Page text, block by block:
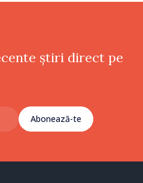
știri direct pe
Abonează-te